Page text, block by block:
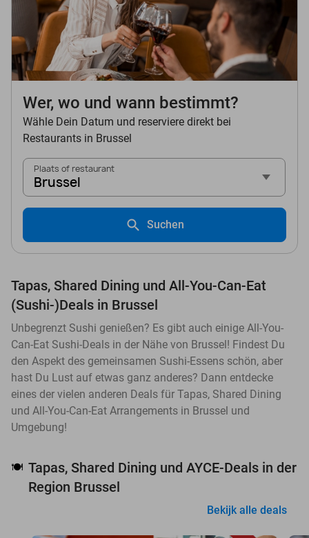
Wer, wo und wann bestimmt?
Wähle Dein Datum und reserviere direkt bei
Restaurants in Brussel
Plaats of restaurant
Brussel
Suchen
Tapas, Shared Dining und All-You-Can-Eat
(Sushi-)Deals in Brussel
Unbegrenzt Sushi genießen? Es gibt auch einige All-You-
Can-Eat Sushi-Deals in der Nähe von Brussel! Findest Du
den Aspekt des gemeinsamen Sushi-Essens schön, aber
hast Du Lust auf etwas ganz anderes? Dann entdecke
eines der vielen anderen Deals für Tapas, Shared Dining
und All-You-Can-Eat Arrangements in Brussel und
Umgebung!
🍽️ Tapas, Shared Dining und AYCE-Deals in der
Region Brussel
Bekijk alle deals